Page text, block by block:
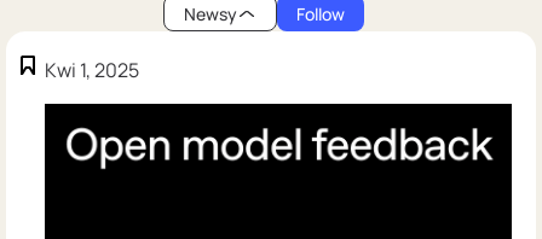
Newsy Follow
Kwi 1, 2025